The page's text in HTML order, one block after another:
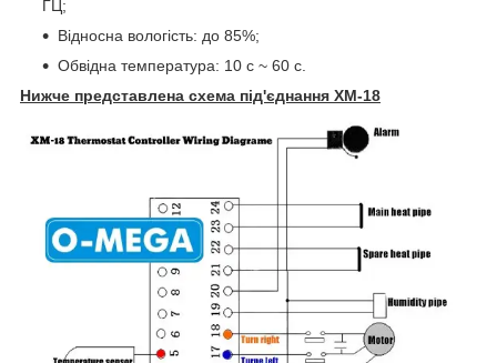
ГЦ;
Відносна вологість: до 85%;
Обвідна температура: 10 с ~ 60 c.
Нижче представлена схема під'єднання XM-18